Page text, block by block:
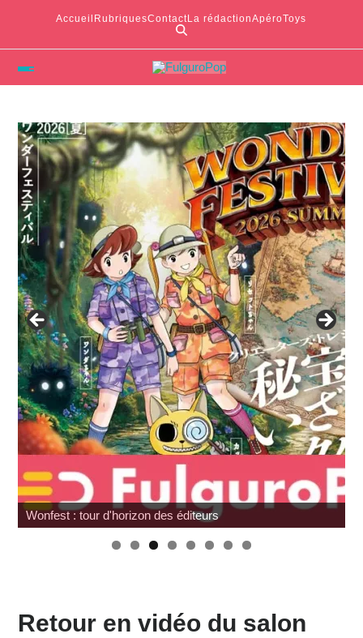
Accueil RubriquesContactLa rédactionApéroToys
Wonfest : tour d'horizon des éditeurs
Retour en vidéo du salon